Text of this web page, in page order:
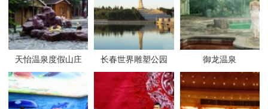
天怡温泉度假山庄 长春世界雕塑公园 御龙温泉